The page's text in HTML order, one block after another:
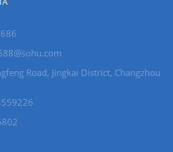
Road, Jingkai District, Changzhou